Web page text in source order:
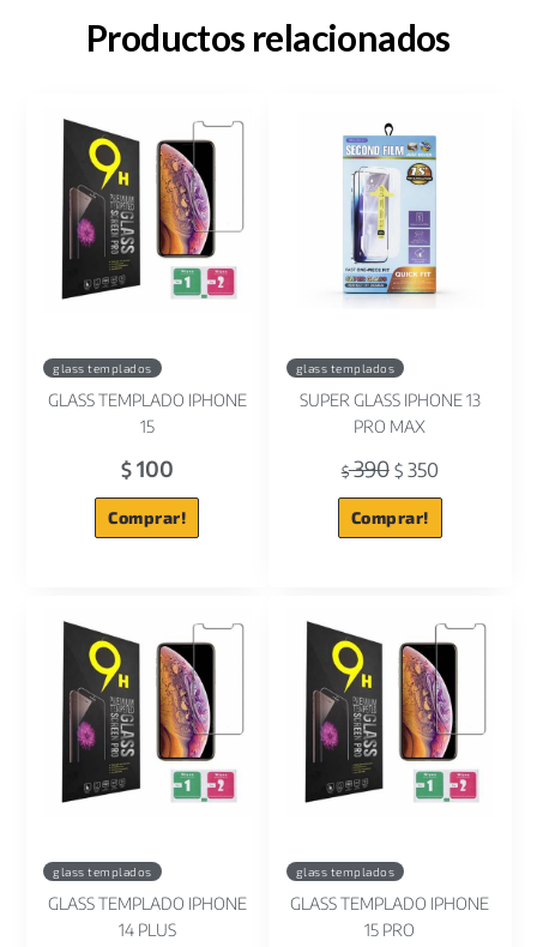
Productos relacionados
glass templados
GLASS TEMPLADO IPHONE
15
$100
Comprar!
glass templados
SUPER GLASS IPHONE 13
PRO MAX
$390 $350
Comprar!
glass templados
GLASS TEMPLADO IPHONE
14 PLUS
glass templados
GLASS TEMPLADO IPHONE
15 PRO